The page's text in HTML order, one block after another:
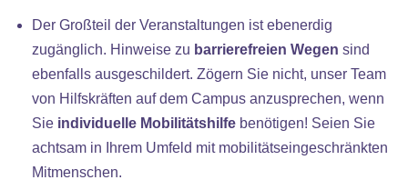
Der Großteil der Veranstaltungen ist ebenerdig
zugänglich. Hinweise zu barrierefreien Wegen sind
ebenfalls ausgeschildert. Zögern Sie nicht, unser Team
von Hilfskräften auf dem Campus anzusprechen, wenn
Sie individuelle Mobilitätshilfe benötigen! Seien Sie
achtsam in Ihrem Umfeld mit mobilitätseingeschränkten
Mitmenschen.